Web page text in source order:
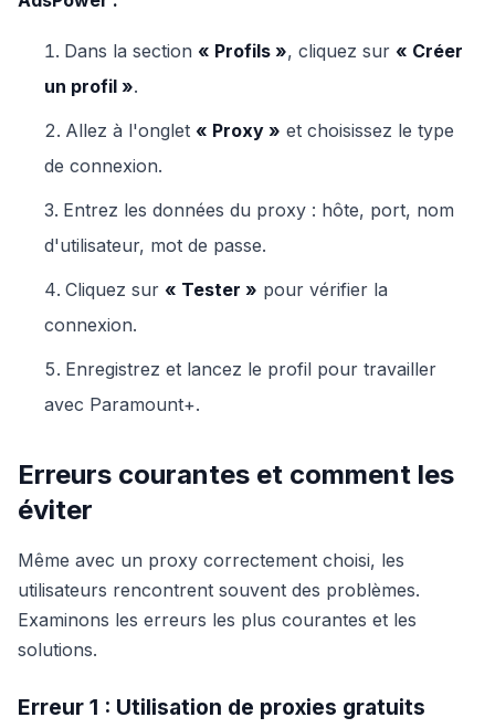
Dans la section « Profils », cliquez sur « Créer
un profil ».
Allez à l'onglet « Proxy » et choisissez le type
de connexion.
Entrez les données du proxy : hôte, port, nom
d'utilisateur, mot de passe.
Cliquez sur « Tester » pour vérifier la
connexion.
Enregistrez et lancez le profil pour travailler
avec Paramount+.
Erreurs courantes et comment les
éviter
Même avec un proxy correctement choisi, les
utilisateurs rencontrent souvent des problèmes.
Examinons les erreurs les plus courantes et les
solutions.
Erreur 1 : Utilisation de proxies gratuits